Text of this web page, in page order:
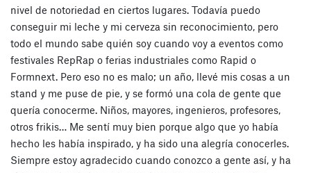
nivel de notoriedad en ciertos lugares. Todavía puedo
conseguir mi leche y mi cerveza sin reconocimiento, pero
todo el mundo sabe quién soy cuando voy a eventos como
festivales RepRap o ferias industriales como Rapid o
Formnext. Pero eso no es malo; un año, llevé mis cosas a un
stand y me puse de pie, y se formó una cola de gente que
quería conocerme. Niños, mayores, ingenieros, profesores,
otros frikis… Me sentí muy bien porque algo que yo había
hecho les había inspirado, y ha sido una alegría conocerles.
Siempre estoy agradecido cuando conozco a gente así, y ha